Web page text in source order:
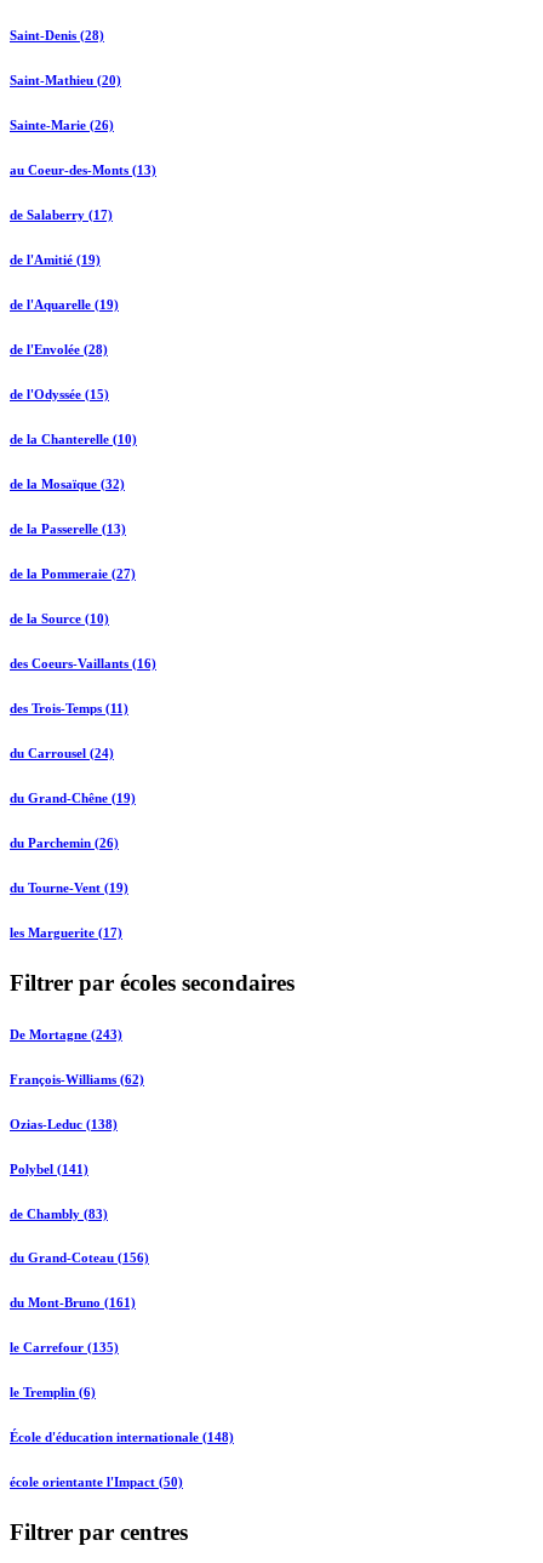
Saint-Denis (28)
Saint-Mathieu (20)
Sainte-Marie (26)
au Coeur-des-Monts (13)
de Salaberry (17)
de l'Amitié (19)
de l'Aquarelle (19)
de l'Envolée (28)
de l'Odyssée (15)
de la Chanterelle (10)
de la Mosaïque (32)
de la Passerelle (13)
de la Pommeraie (27)
de la Source (10)
des Coeurs-Vaillants (16)
des Trois-Temps (11)
du Carrousel (24)
du Grand-Chêne (19)
du Parchemin (26)
du Tourne-Vent (19)
les Marguerite (17)
Filtrer par écoles secondaires
De Mortagne (243)
François-Williams (62)
Ozias-Leduc (138)
Polybel (141)
de Chambly (83)
du Grand-Coteau (156)
du Mont-Bruno (161)
le Carrefour (135)
le Tremplin (6)
École d'éducation internationale (148)
école orientante l'Impact (50)
Filtrer par centres